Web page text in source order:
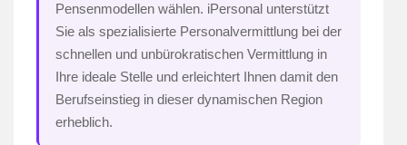
Pensenmodellen wählen. iPersonal unterstützt
Sie als spezialisierte Personalvermittlung bei der
schnellen und unbürokratischen Vermittlung in
Ihre ideale Stelle und erleichtert Ihnen damit den
Berufseinstieg in dieser dynamischen Region
erheblich.